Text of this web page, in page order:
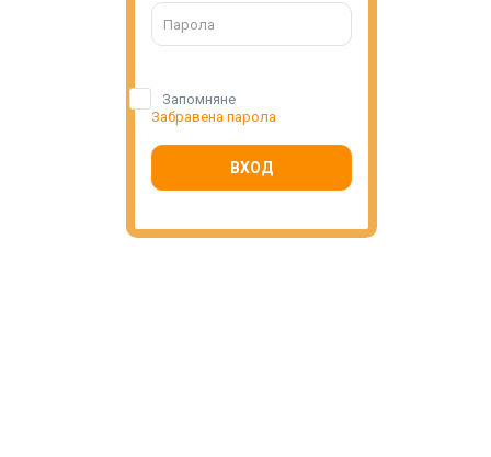
Запомняне
Забравена парола
ВХОД